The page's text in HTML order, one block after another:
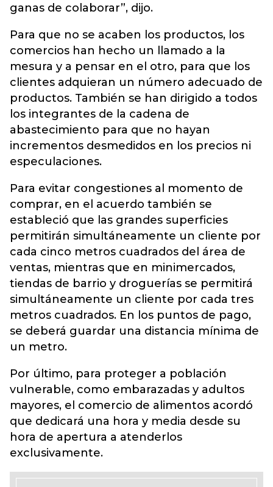
ganas de colaborar”, dijo.
Para que no se acaben los productos, los
comercios han hecho un llamado a la
mesura y a pensar en el otro, para que los
clientes adquieran un número adecuado de
productos. También se han dirigido a todos
los integrantes de la cadena de
abastecimiento para que no hayan
incrementos desmedidos en los precios ni
especulaciones.
Para evitar congestiones al momento de
comprar, en el acuerdo también se
estableció que las grandes superficies
permitirán simultáneamente un cliente por
cada cinco metros cuadrados del área de
ventas, mientras que en minimercados,
tiendas de barrio y droguerías se permitirá
simultáneamente un cliente por cada tres
metros cuadrados. En los puntos de pago,
se deberá guardar una distancia mínima de
un metro.
Por último, para proteger a población
vulnerable, como embarazadas y adultos
mayores, el comercio de alimentos acordó
que dedicará una hora y media desde su
hora de apertura a atenderlos
exclusivamente.